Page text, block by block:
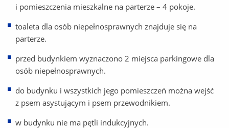
i pomieszczenia mieszkalne na parterze – 4 pokoje.
toaleta dla osób niepełnosprawnych znajduje się na
parterze.
przed budynkiem wyznaczono 2 miejsca parkingowe dla
osób niepełnosprawnych.
do budynku i wszystkich jego pomieszczeń można wejść
z psem asystującym i psem przewodnikiem.
w budynku nie ma pętli indukcyjnych.